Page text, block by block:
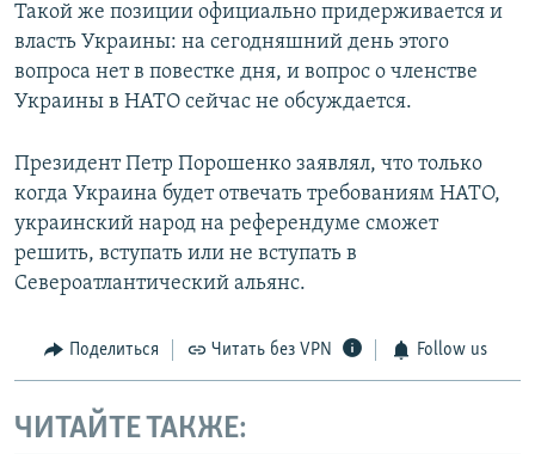
Такой же позиции официально придерживается и
власть Украины: на сегодняшний день этого
вопроса нет в повестке дня, и вопрос о членстве
Украины в НАТО сейчас не обсуждается.
Президент Петр Порошенко заявлял, что только
когда Украина будет отвечать требованиям НАТО,
украинский народ на референдуме сможет
решить, вступать или не вступать в
Североатлантический альянс.
Поделиться Читать без VPN Follow us
ЧИТАЙТЕ ТАКЖЕ: